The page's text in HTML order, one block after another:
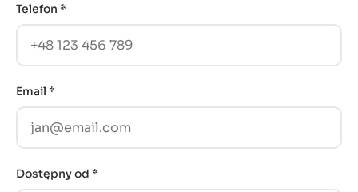
Telefon *
Email *
Dostępny od *